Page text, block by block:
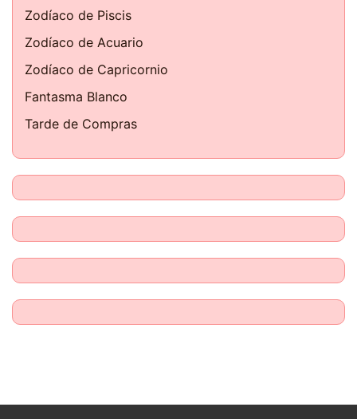
Zodíaco de Piscis
Zodíaco de Acuario
Zodíaco de Capricornio
Fantasma Blanco
Tarde de Compras